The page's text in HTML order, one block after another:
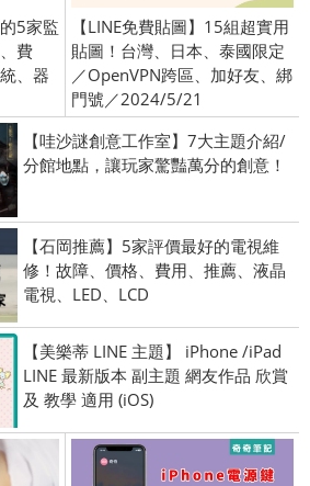
5家監
費
、器
【LINE免費貼圖】15組超實用
貼圖！台灣、日本、泰國限定
／OpenVPN跨區、加好友、綁
門號／2024/5/21
【哇沙謎創意工作室】7大主題介紹/
分館地點，讓玩家驚豔萬分的創意！
【石岡推薦】5家評價最好的電視維
修！故障、價格、費用、推薦、液晶
電視、LED、LCD
【美樂蒂 LINE 主題】 iPhone /iPad
LINE 最新版本 副主題 網友作品 欣賞
及 教學 適用 (iOS)